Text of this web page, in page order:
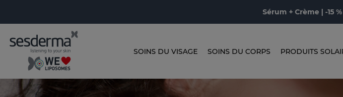
Sérum + Crème | -15
SOINS DU VISAGE SOINS DU CORPS PRODUITS